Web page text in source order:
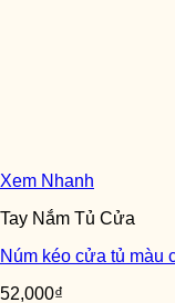
Xem Nhanh
Tay Nắm Tủ Cửa
Núm kéo cửa tủ màu
52,000₫